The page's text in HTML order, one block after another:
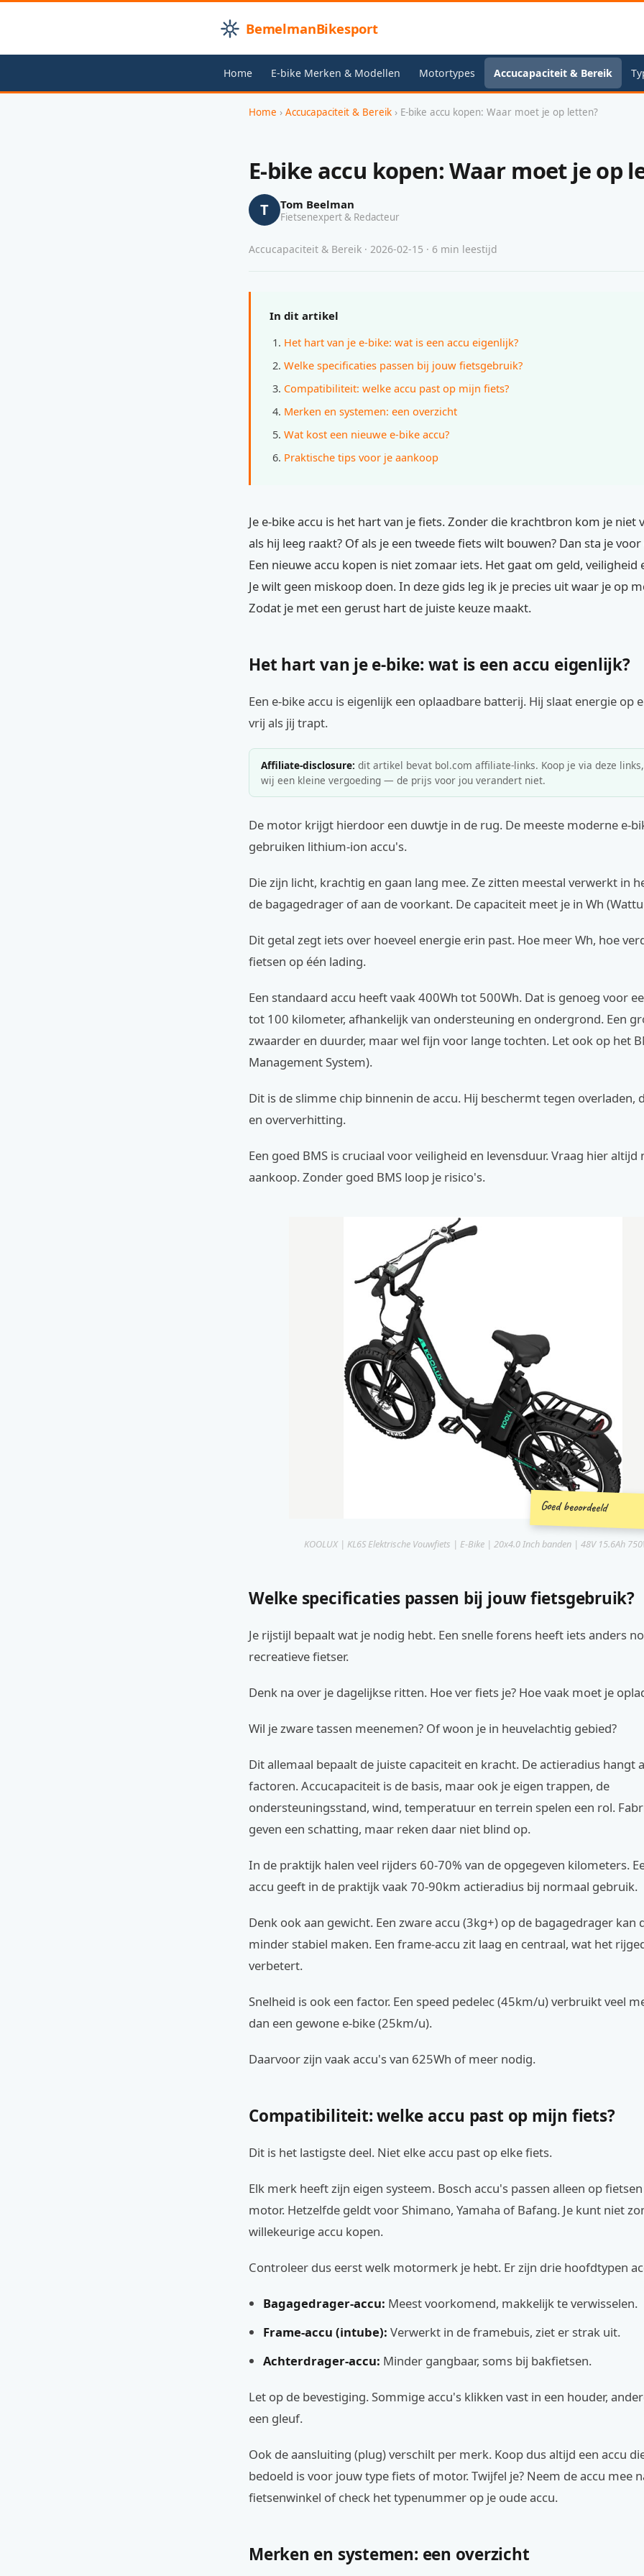
BemelmanBikesport
Home E-bike Merken & Modellen Motortypes Accucapaciteit & Bereik
Home › Accucapaciteit & Bereik › E-bike accu kopen: Waar moet je op letten?
E-bike accu kopen: Waar moet je op
T Tom Beelman
Fietsenexpert & Redacteur
Accucapaciteit & Bereik · 2026-02-15 · 6 min leestijd
In dit artikel
Het hart van je e-bike: wat is een accu eigenlijk?
Welke specificaties passen bij jouw fietsgebruik?
Compatibiliteit: welke accu past op mijn fiets?
Merken en systemen: een overzicht
Wat kost een nieuwe e-bike accu?
Praktische tips voor je aankoop
Je e-bike accu is het hart van je fiets. Zonder die krachtbron kom je niet
als hij leeg raakt? Of als je een tweede fiets wilt bouwen? Dan sta je voor
Een nieuwe accu kopen is niet zomaar iets. Het gaat om geld, veiligheid
Je wilt geen miskoop doen. In deze gids leg ik je precies uit waar je op
Zodat je met een gerust hart de juiste keuze maakt.
Het hart van je e-bike: wat is een accu eigenlijk?
Een e-bike accu is eigenlijk een oplaadbare batterij. Hij slaat energie op
vrij als jij trapt.
Affiliate-disclosure: dit artikel bevat bol.com affiliate-links. Koop je via deze
wij een kleine vergoeding — de prijs voor jou verandert niet.
De motor krijgt hierdoor een duwtje in de rug. De meeste moderne e-
gebruiken lithium-ion accu's.
Die zijn licht, krachtig en gaan lang mee. Ze zitten meestal verwerkt in
de bagagedrager of aan de voorkant. De capaciteit meet je in Wh
Dit getal zegt iets over hoeveel energie erin past. Hoe meer Wh, hoe
fietsen op één lading.
Een standaard accu heeft vaak 400Wh tot 500Wh. Dat is genoeg voor
tot 100 kilometer, afhankelijk van ondersteuning en ondergrond. Een
zwaarder en duurder, maar wel fijn voor lange tochten. Let ook op het
Management System).
Dit is de slimme chip binnenin de accu. Hij beschermt tegen overladen,
en oververhitting.
Een goed BMS is cruciaal voor veiligheid en levensduur. Vraag hier altijd
aankoop. Zonder goed BMS loop je risico's.
Goed beoordeeld
KOOLUX | KL6S Elektrische Vouwfiets | E-Bike | 20x4.0 Inch banden | 48V 15.6Ah
Welke specificaties passen bij jouw fietsgebruik?
Je rijstijl bepaalt wat je nodig hebt. Een snelle forens heeft iets anders
recreatieve fietser.
Denk na over je dagelijkse ritten. Hoe ver fiets je? Hoe vaak moet je
Wil je zware tassen meenemen? Of woon je in heuvelachtig gebied?
Dit allemaal bepaalt de juiste capaciteit en kracht. De actieradius hangt
factoren. Accucapaciteit is de basis, maar ook je eigen trappen, de
ondersteuningsstand, wind, temperatuur en terrein spelen een rol.
geven een schatting, maar reken daar niet blind op.
In de praktijk halen veel rijders 60-70% van de opgegeven kilometers.
accu geeft in de praktijk vaak 70-90km actieradius bij normaal gebruik.
Denk ook aan gewicht. Een zware accu (3kg+) op de bagagedrager kan
minder stabiel maken. Een frame-accu zit laag en centraal, wat het
verbetert.
Snelheid is ook een factor. Een speed pedelec (45km/u) verbruikt veel
dan een gewone e-bike (25km/u).
Daarvoor zijn vaak accu's van 625Wh of meer nodig.
Compatibiliteit: welke accu past op mijn fiets?
Dit is het lastigste deel. Niet elke accu past op elke fiets.
Elk merk heeft zijn eigen systeem. Bosch accu's passen alleen op
motor. Hetzelfde geldt voor Shimano, Yamaha of Bafang. Je kunt niet
willekeurige accu kopen.
Controleer dus eerst welk motormerk je hebt. Er zijn drie hoofdtypen
Bagagedrager-accu: Meest voorkomend, makkelijk te verwisselen.
Frame-accu (intube): Verwerkt in de framebuis, ziet er strak uit.
Achterdrager-accu: Minder gangbaar, soms bij bakfietsen.
Let op de bevestiging. Sommige accu's klikken vast in een houder,
een gleuf.
Ook de aansluiting (plug) verschilt per merk. Koop dus altijd een accu
bedoeld is voor jouw type fiets of motor. Twijfel je? Neem de accu mee
fietsenwinkel of check het typenummer op je oude accu.
Merken en systemen: een overzicht